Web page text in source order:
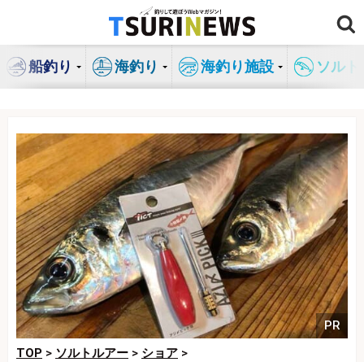
ン
船釣り 海釣り 海釣り施設 ソル
PR
TOP > ソルトルアー > ショア >